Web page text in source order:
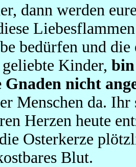
dann werden
bedürfen und
Kinder,
Gnaden nicht
Menschen da.
Herzen heute
Osterkerze
Blut.